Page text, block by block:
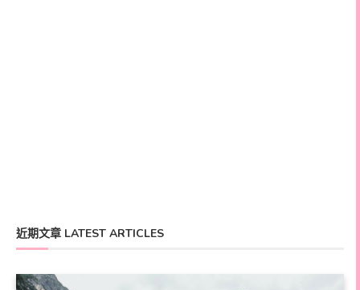
近期文章 LATEST ARTICLES